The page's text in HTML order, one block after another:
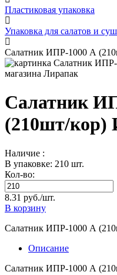
Пластиковая упаковка
Упаковка для салатов и
Салатник ИПР-1000 А
Салатник
(210шт/кор)
Наличие :
В упаковке: 210 шт.
Кол-во:
8.31 руб./шт.
В корзину
Салатник ИПР-1000 А
Описание
Салатник ИПР-1000 А